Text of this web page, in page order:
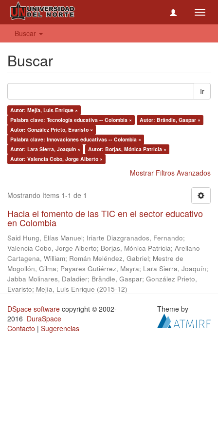
Buscar
Buscar
Ir
Autor: Mejía, Luis Enrique ×
Palabra clave: Tecnología educativa -- Colombia ×
Autor: Brändle, Gaspar ×
Autor: González Prieto, Evaristo ×
Palabra clave: Innovaciones educativas -- Colombia ×
Autor: Lara Sierra, Joaquín ×
Autor: Borjas, Mónica Patricia ×
Autor: Valencia Cobo, Jorge Alberto ×
Mostrar Filtros Avanzados
Mostrando ítems 1-1 de 1
Hacia el fomento de las TIC en el sector educativo
en Colombia
Said Hung, Elías Manuel; Iriarte Diazgranados, Fernando;
Valencia Cobo, Jorge Alberto; Borjas, Mónica Patricia; Arellano
Cartagena, William; Román Meléndez, Gabriel; Mestre de
Mogollón, Gilma; Payares Gutiérrez, Mayra; Lara Sierra, Joaquín;
Jabba Molinares, Daladier; Brändle, Gaspar; González Prieto,
Evaristo; Mejía, Luis Enrique (2015-12)
DSpace software copyright © 2002-
2016 DuraSpace
Contacto | Sugerencias
Theme by